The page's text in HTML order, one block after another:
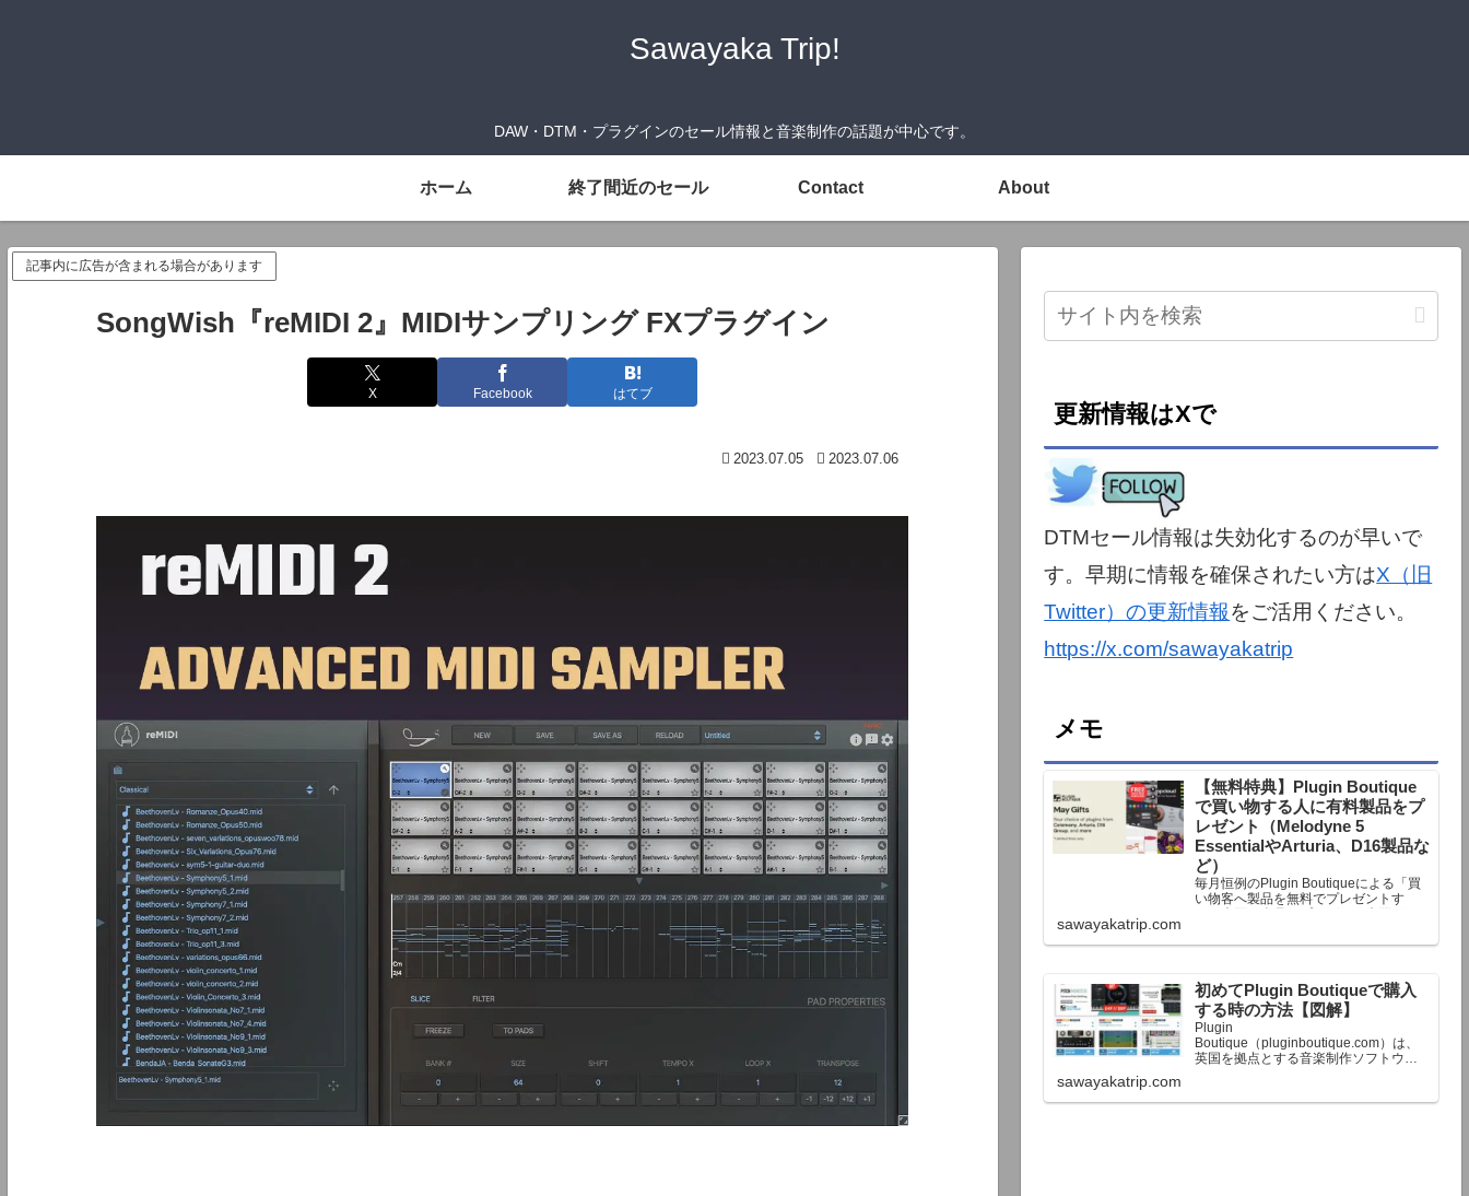
Sawayaka Trip!
DAW・DTM・プラグインのセール情報と音楽制作の話題が中心です。
ホーム 終了間近のセール Contact About
記事内に広告が含まれる場合があります
SongWish『reMIDI 2』MIDIサンプリング FXプラグイン
X Facebook はてブ
2023.07.05 2023.07.06
更新情報はXで
DTMセール情報は失効化するのが早いで
す。早期に情報を確保されたい方はX（旧
Twitter）の更新情報をご活用ください。
https://x.com/sawayakatrip
メモ
【無料特典】Plugin Boutique
で買い物する人に有料製品をプ
レゼント（Melodyne 5
EssentialやArturia、D16製品な
ど）
毎月恒例のPlugin Boutiqueによる「買
い物客へ製品を無料でプレゼントす
る」企画。今月もプレゼント企画が用
定額以上のお金を出して何かを購入す
終了予定日：日本時間：6/1（月…
sawayakatrip.com
初めてPlugin Boutiqueで購入
する時の方法【図解】
Plugin
Boutique（pluginboutique.com）は、
英国を拠点とする音楽制作ソフトウェ
で、世界中のミュージシャンに利用さ
sawayakatrip.com